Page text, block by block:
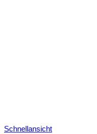
Schnellansicht